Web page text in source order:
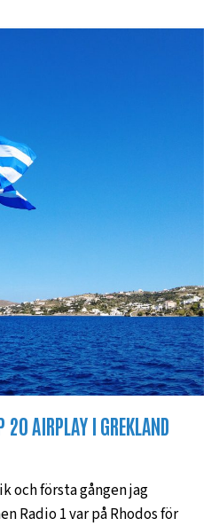
20 AIRPLAY I GREKLAND
och första gången jag
Radio 1 var på Rhodos för